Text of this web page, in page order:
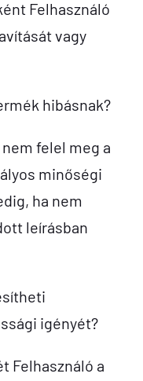
Felhasználó
vagy
hibásnak?
felel meg a
minőségi
ha nem
leírásban
igényét?
Felhasználó a